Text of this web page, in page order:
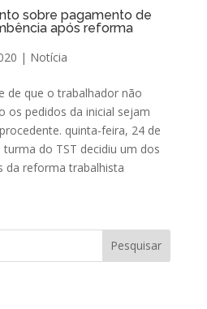
sobre pagamento de
após reforma
| Notícia
de que o trabalhador não
os pedidos da inicial sejam
quinta-feira, 24 de
turma do TST decidiu um dos
da reforma trabalhista